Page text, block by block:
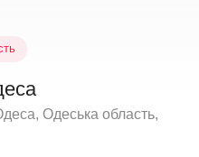
Одеська область,